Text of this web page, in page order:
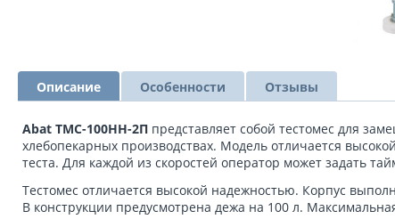
Описание Особенности Отзывы
Abat ТМС-100НН-2П представляет собой тестомес для
хлебопекарных производствах. Модель отличается
теста. Для каждой из скоростей оператор может задать
Тестомес отличается высокой надежностью. Корпус
В конструкции предусмотрена дежа на 100 л.